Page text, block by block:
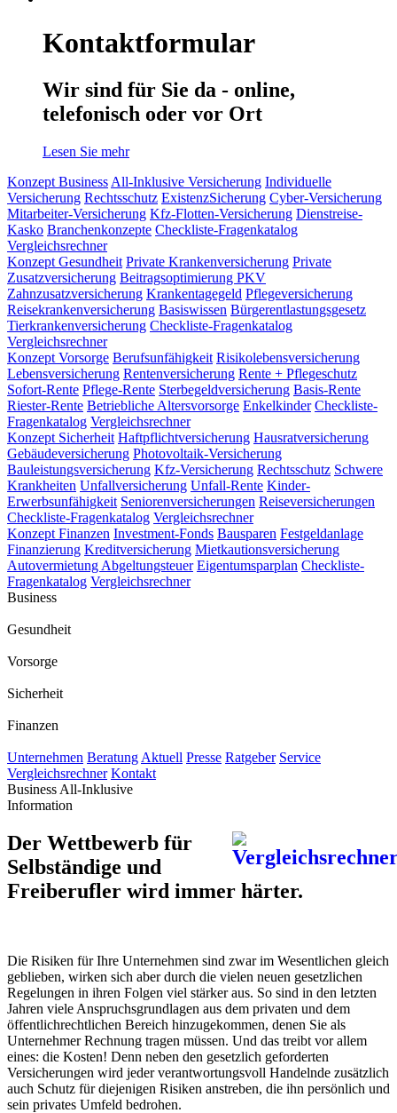
Kontaktformular
Wir sind für Sie da - online,
telefonisch oder vor Ort
Lesen Sie mehr
Konzept Business All-Inklusive Versicherung Individuelle
Versicherung Rechtsschutz ExistenzSicherung Cyber-Versicherung
Mitarbeiter-Versicherung Kfz-Flotten-Versicherung Dienstreise-
Kasko Branchenkonzepte Checkliste-Fragenkatalog
Vergleichsrechner
Konzept Gesundheit Private Krankenversicherung Private
Zusatzversicherung Beitragsoptimierung PKV
Zahnzusatzversicherung Krankentagegeld Pflegeversicherung
Reisekrankenversicherung Basiswissen Bürgerentlastungsgesetz
Tierkrankenversicherung Checkliste-Fragenkatalog
Vergleichsrechner
Konzept Vorsorge Berufsunfähigkeit Risikolebensversicherung
Lebensversicherung Rentenversicherung Rente + Pflegeschutz
Sofort-Rente Pflege-Rente Sterbegeldversicherung Basis-Rente
Riester-Rente Betriebliche Altersvorsorge Enkelkinder Checkliste-
Fragenkatalog Vergleichsrechner
Konzept Sicherheit Haftpflichtversicherung Hausratversicherung
Gebäudeversicherung Photovoltaik-Versicherung
Bauleistungsversicherung Kfz-Versicherung Rechtsschutz Schwere
Krankheiten Unfallversicherung Unfall-Rente Kinder-
Erwerbsunfähigkeit Seniorenversicherungen Reiseversicherungen
Checkliste-Fragenkatalog Vergleichsrechner
Konzept Finanzen Investment-Fonds Bausparen Festgeldanlage
Finanzierung Kreditversicherung Mietkautionsversicherung
Autovermietung Abgeltungsteuer Eigentumsparplan Checkliste-
Fragenkatalog Vergleichsrechner
Business
Gesundheit
Vorsorge
Sicherheit
Finanzen
Unternehmen Beratung Aktuell Presse Ratgeber Service
Vergleichsrechner Kontakt
Business All-Inklusive
Information
Der Wettbewerb für
Selbständige und
Freiberufler wird immer härter.
Die Risiken für Ihre Unternehmen sind zwar im Wesentlichen gleich
geblieben, wirken sich aber durch die vielen neuen gesetzlichen
Regelungen in ihren Folgen viel stärker aus. So sind in den letzten
Jahren viele Anspruchsgrundlagen aus dem privaten und dem
öffentlichrechtlichen Bereich hinzugekommen, denen Sie als
Unternehmer Rechnung tragen müssen. Und das treibt vor allem
eines: die Kosten! Denn neben den gesetzlich geforderten
Versicherungen wird jeder verantwortungsvoll Handelnde zusätzlich
auch Schutz für diejenigen Risiken anstreben, die ihn persönlich und
sein privates Umfeld bedrohen.